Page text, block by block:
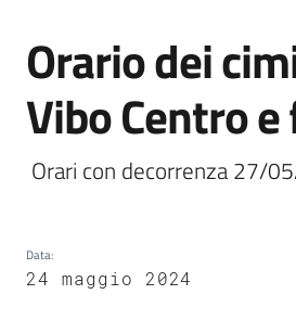
Novità
Servizi
Vivere
Salta al contenuto
Orario dei
Vibo Centro
Orari con decorrenza 27/
Data:
24 maggio 2024